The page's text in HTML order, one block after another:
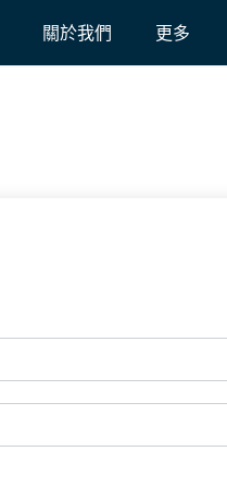
關於我們 更多